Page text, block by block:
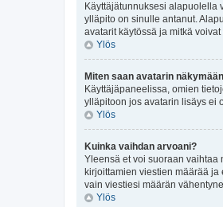
Käyttäjätunnuksesi alapuolella
ylläpito on sinulle antanut.
avatarit käytössä ja mitkä
Ylös
Miten saan avatarin
Käyttäjäpaneelissa, omien
ylläpitoon jos avatarin lisäys ei
Ylös
Kuinka vaihdan arvoani?
Yleensä et voi suoraan vaihtaa
kirjoittamien viestien määrää
vain viestiesi määrän
Ylös